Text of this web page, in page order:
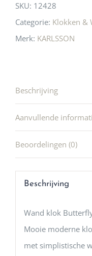
SKU: 12428
Categorie: Klokken &
Merk: KARLSSON
Beschrijving
Aanvullende
Beoordelingen (0)
Beschrijving
Wand klok
Mooie moderne
met simplistische